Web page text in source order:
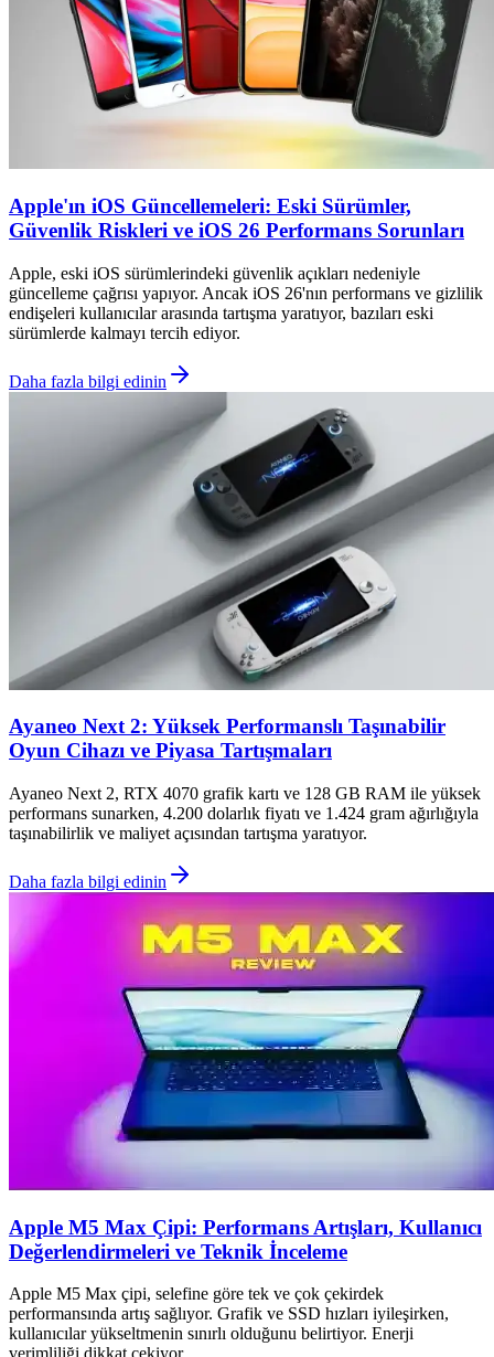
Apple'ın iOS Güncellemeleri: Eski Sürümler,
Güvenlik Riskleri ve iOS 26 Performans Sorunları
Apple, eski iOS sürümlerindeki güvenlik açıkları nedeniyle
güncelleme çağrısı yapıyor. Ancak iOS 26'nın performans ve gizlilik
endişeleri kullanıcılar arasında tartışma yaratıyor, bazıları eski
sürümlerde kalmayı tercih ediyor.
Daha fazla bilgi edinin
Ayaneo Next 2: Yüksek Performanslı Taşınabilir
Oyun Cihazı ve Piyasa Tartışmaları
Ayaneo Next 2, RTX 4070 grafik kartı ve 128 GB RAM ile yüksek
performans sunarken, 4.200 dolarlık fiyatı ve 1.424 gram ağırlığıyla
taşınabilirlik ve maliyet açısından tartışma yaratıyor.
Daha fazla bilgi edinin
Apple M5 Max Çipi: Performans Artışları, Kullanıcı
Değerlendirmeleri ve Teknik İnceleme
Apple M5 Max çipi, selefine göre tek ve çok çekirdek
performansında artış sağlıyor. Grafik ve SSD hızları iyileşirken,
kullanıcılar yükseltmenin sınırlı olduğunu belirtiyor. Enerji